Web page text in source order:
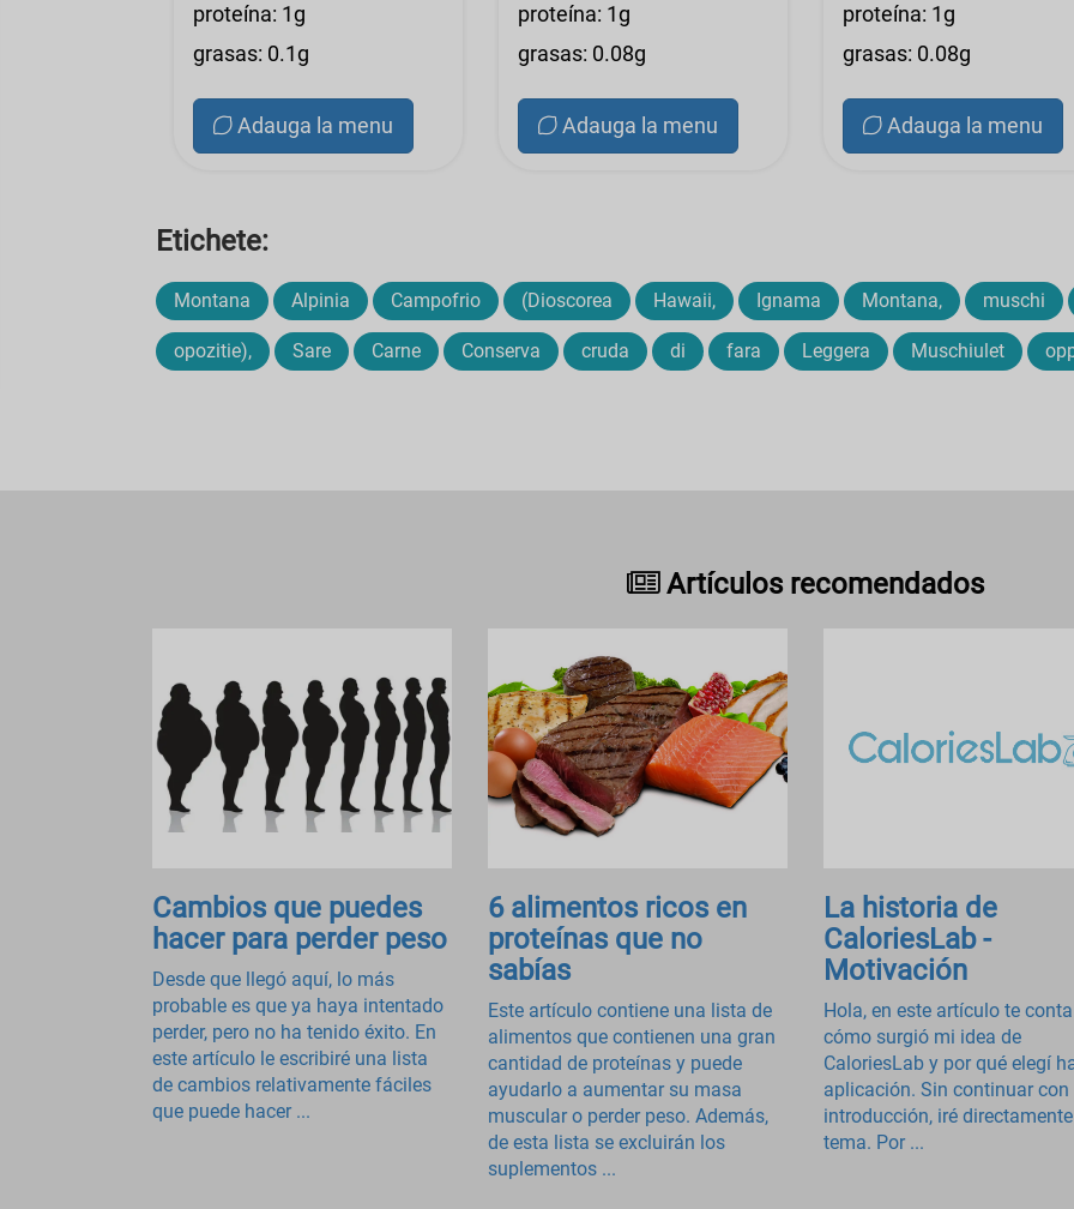
proteína: 1g
grasas: 0.1g
Adauga la menu
proteína: 1g
grasas: 0.08g
Adauga la menu
proteína: 1g
grasas: 0.08g
Adauga la menu
Etichete:
Montana Alpinia Campofrio (Dioscorea Hawaii, Ignama Montana, muschi
opozitie), Sare Carne Conserva cruda di fara Leggera Muschiulet
Artículos recomendados
Cambios que puedes
hacer para perder peso
Desde que llegó aquí, lo más
probable es que ya haya intentado
perder, pero no ha tenido éxito. En
este artículo le escribiré una lista
de cambios relativamente fáciles
que puede hacer ...
6 alimentos ricos en
proteínas que no
sabías
Este artículo contiene una lista de
alimentos que contienen una gran
cantidad de proteínas y puede
ayudarlo a aumentar su masa
muscular o perder peso. Además,
de esta lista se excluirán los
suplementos ...
La historia de
CaloriesLab -
Motivación
Hola, en este artículo te
cómo surgió mi idea de
CaloriesLab y por qué elegí
aplicación. Sin continuar con
introducción, iré
tema. Por ...